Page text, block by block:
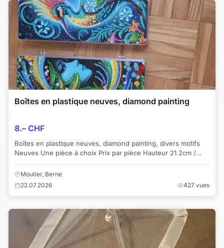
Boîtes en plastique neuves, diamond painting
8.– CHF
Boîtes en plastique neuves, diamond painting, divers motifs
Neuves Une pièce à choix Prix par pièce Hauteur 21.2cm /
Moutier, Berne
22.07.2026
427 vues